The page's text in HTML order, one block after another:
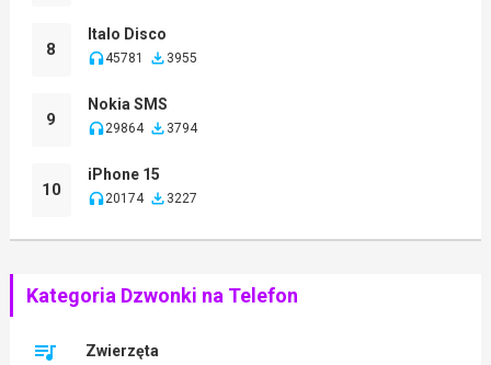
8
Italo Disco
45781 3955
9
Nokia SMS
29864 3794
10
iPhone 15
20174 3227
Kategoria Dzwonki na Telefon
Zwierzęta